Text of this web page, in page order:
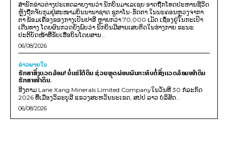
ສຳນັກຂ່າວຕ່າງປະເທດລາຍງານວ່າ ນັກບິນມາເລເຊຍ ອາດຖືກໂທດປະຫານຊີວິດ
ຫຼັງຖືກຈັບກຸມຢູ່ສະໜາມບິນນານາຊາດ ຊູກາໂນ-ຮັດຕາ ໃນນະຄອນຫຼວງຈາກາ
ຕາ ພ້ອມເຄື່ອງຂອງກາງເປັນຢາອີ ຫຼາຍກວ່າ 70,000 ເມັດ ເຊື່ອງຢູ່ໃນກະເປົາ
ເດີນທາງ ໂດຍຜົນກວດຍັງພົບວ່າ ນັກບິນມີສານເສບຕິດໃນຮ່າງກາຍ ຂະນະ
ປະຕິບັດໜ້າທີ່ຂັບເຮືອບິນໂດຍສານ...
06/08/2026
ຂ່າວພາຍ​ໃນ
ຮັກສາສິ່ງແວດລ້ອມ! ບໍ່ແຮ່ໃຕ້ດິນ ຊ່ວຍຫຼຸດຜ່ອນຜົນກະທົບຕໍ່ສິ່ງແວດລ້ອມໜ້າດິນ
ຮັກສາໜ້າດິນ.
ອີງຕາມ Lane Xang Minerals Limited Companyໃນວັນທີ 30 ກໍລະກົດ
2026 ທີ່ເມືອງວິລະບູລີ ແຂວງສະຫວັນນະເຂດ, ສປປ ລາວ ບໍລິສັດ...
06/08/2026